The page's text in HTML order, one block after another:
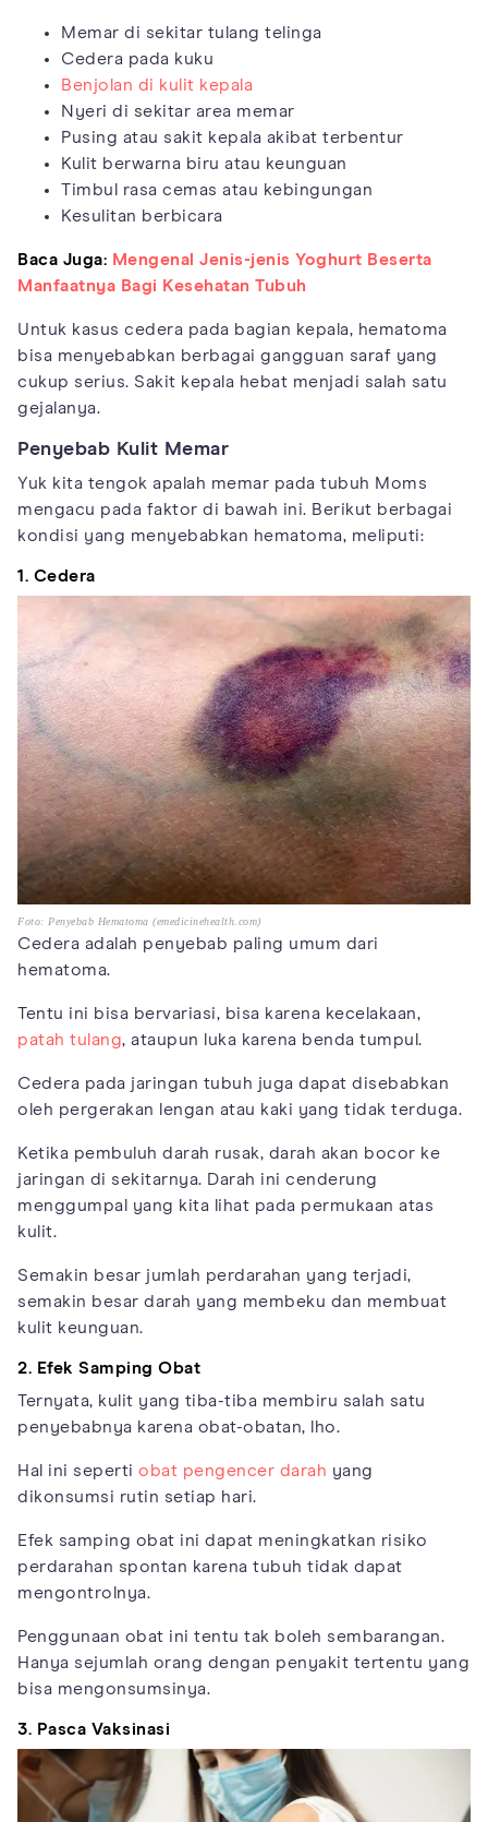
Memar di sekitar tulang telinga
Cedera pada kuku
Benjolan di kulit kepala
Nyeri di sekitar area memar
Pusing atau sakit kepala akibat terbentur
Kulit berwarna biru atau keunguan
Timbul rasa cemas atau kebingungan
Kesulitan berbicara
Baca Juga: Mengenal Jenis-jenis Yoghurt Beserta
Manfaatnya Bagi Kesehatan Tubuh
Untuk kasus cedera pada bagian kepala, hematoma
bisa menyebabkan berbagai gangguan saraf yang
cukup serius. Sakit kepala hebat menjadi salah satu
gejalanya.
Penyebab Kulit Memar
Yuk kita tengok apalah memar pada tubuh Moms
mengacu pada faktor di bawah ini. Berikut berbagai
kondisi yang menyebabkan hematoma, meliputi:
1. Cedera
Foto: Penyebab Hematoma (emedicinehealth.com)
Cedera adalah penyebab paling umum dari
hematoma.
Tentu ini bisa bervariasi, bisa karena kecelakaan,
patah tulang, ataupun luka karena benda tumpul.
Cedera pada jaringan tubuh juga dapat disebabkan
oleh pergerakan lengan atau kaki yang tidak terduga.
Ketika pembuluh darah rusak, darah akan bocor ke
jaringan di sekitarnya. Darah ini cenderung
menggumpal yang kita lihat pada permukaan atas
kulit.
Semakin besar jumlah perdarahan yang terjadi,
semakin besar darah yang membeku dan membuat
kulit keunguan.
2. Efek Samping Obat
Ternyata, kulit yang tiba-tiba membiru salah satu
penyebabnya karena obat-obatan, lho.
Hal ini seperti obat pengencer darah yang
dikonsumsi rutin setiap hari.
Efek samping obat ini dapat meningkatkan risiko
perdarahan spontan karena tubuh tidak dapat
mengontrolnya.
Penggunaan obat ini tentu tak boleh sembarangan.
Hanya sejumlah orang dengan penyakit tertentu yang
bisa mengonsumsinya.
3. Pasca Vaksinasi